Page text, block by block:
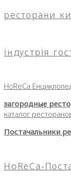
ресторани
індустрія
HoReCa
загородные
каталог
Постачальники
HoReCa-